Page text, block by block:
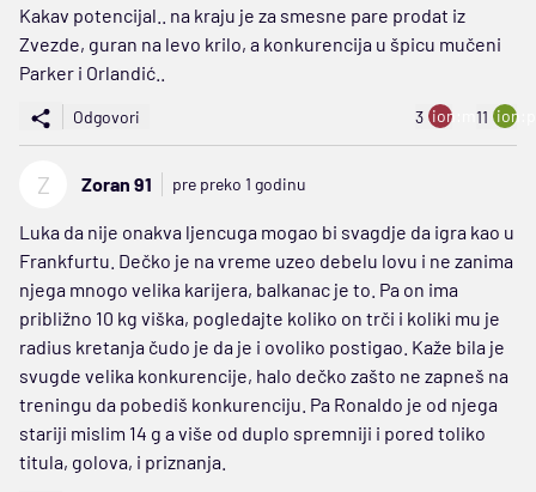
Kakav potencijal.. na kraju je za smesne pare prodat iz
Zvezde, guran na levo krilo, a konkurencija u špicu mučeni
Parker i Orlandić..
Odgovori 3 ion:minus
11
Z Zoran 91 pre preko 1 godinu
Luka da nije onakva ljencuga mogao bi svagdje da igra kao u
Frankfurtu. Dečko je na vreme uzeo debelu lovu i ne zanima
njega mnogo velika karijera, balkanac je to. Pa on ima
približno 10 kg viška, pogledajte koliko on trči i koliki mu je
radius kretanja čudo je da je i ovoliko postigao. Kaže bila je
svugde velika konkurencije, halo dečko zašto ne zapneš na
treningu da pobediš konkurenciju. Pa Ronaldo je od njega
stariji mislim 14 g a više od duplo spremniji i pored toliko
titula, golova, i priznanja.